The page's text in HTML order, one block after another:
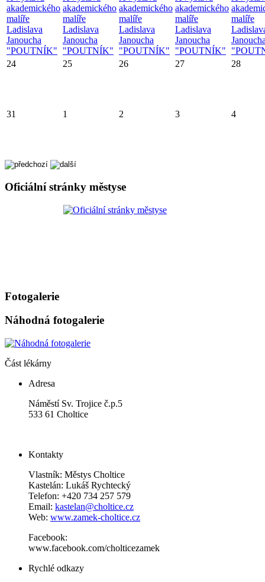
akademického
malíře
Ladislava
Janoucha
"POUTNÍK"
akademického
malíře
Ladislava
Janoucha
"POUTNÍK"
akademického
malíře
Ladislava
Janoucha
"POUTNÍK"
akademického
malíře
Ladislava
Janoucha
"POUTNÍK"
malíře
24
25 26 27 28
31 1 2 3 4
Oficiální stránky městyse
Fotogalerie
Náhodná fotogalerie
Část lékárny
Adresa
Náměstí Sv. Trojice č.p.5
533 61 Choltice
Kontakty
Vlastník: Městys Choltice
Kastelán: Lukáš Rychtecký
Telefon: +420 734 257 579
Email: kastelan@choltice.cz
Web: www.zamek-choltice.cz
Facebook:
www.facebook.com/cholticezamek
Rychlé odkazy